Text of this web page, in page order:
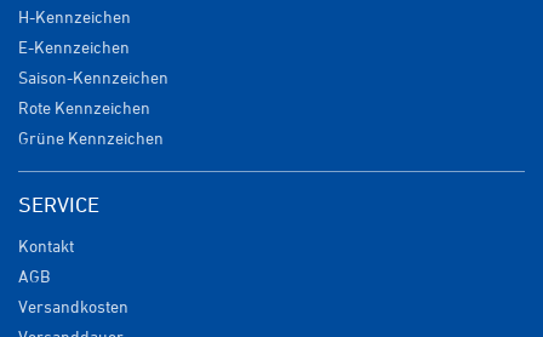
H-Kennzeichen
E-Kennzeichen
Saison-Kennzeichen
Rote Kennzeichen
Grüne Kennzeichen
SERVICE
Kontakt
AGB
Versandkosten